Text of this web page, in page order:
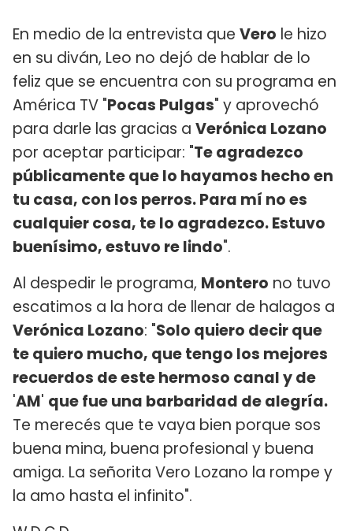
En medio de la entrevista que Vero le hizo
en su diván, Leo no dejó de hablar de lo
feliz que se encuentra con su programa en
América TV "Pocas Pulgas" y aprovechó
para darle las gracias a Verónica Lozano
por aceptar participar: "Te agradezco
públicamente que lo hayamos hecho en
tu casa, con los perros. Para mí no es
cualquier cosa, te lo agradezco. Estuvo
buenísimo, estuvo re lindo".
Al despedir le programa, Montero no tuvo
escatimos a la hora de llenar de halagos a
Verónica Lozano: "Solo quiero decir que
te quiero mucho, que tengo los mejores
recuerdos de este hermoso canal y de
'AM' que fue una barbaridad de alegría.
Te merecés que te vaya bien porque sos
buena mina, buena profesional y buena
amiga. La señorita Vero Lozano la rompe y
la amo hasta el infinito".